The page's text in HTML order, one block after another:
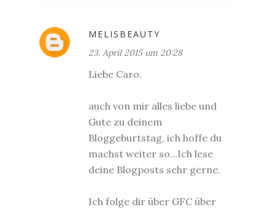
MELISBEAUTY
23. April 2015 um 20:28
Liebe Caro,
auch von mir alles liebe und
Gute zu deinem
Bloggeburtstag, ich hoffe du
machst weiter so...Ich lese
deine Blogposts sehr gerne.
Ich folge dir über GFC über